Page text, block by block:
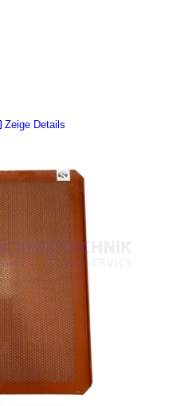
Zeige Details